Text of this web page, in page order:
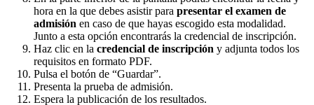
hora en la que debes asistir para presentar el examen de
admisión en caso de que hayas escogido esta modalidad.
Junto a esta opción encontrarás la credencial de inscripción.
Haz clic en la credencial de inscripción y adjunta todos los
requisitos en formato PDF.
Pulsa el botón de “Guardar”.
Presenta la prueba de admisión.
Espera la publicación de los resultados.